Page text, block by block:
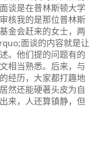
谈是在普林斯顿大学
核我的是那位普林斯
金会赶来的女士，两
面谈的内容就是让
。他们提的问题有的
相当熟悉。后来，与
经历，大家都打趣地
然还能硬著头皮为自
来，人还算镇静，但